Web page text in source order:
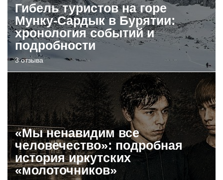
Гибель туристов на горе
Мунку-Сардык в Бурятии:
хронология событий и
подробности
3 отзыва
«Мы ненавидим все
человечество»: подробная
история иркутских
«молоточников»